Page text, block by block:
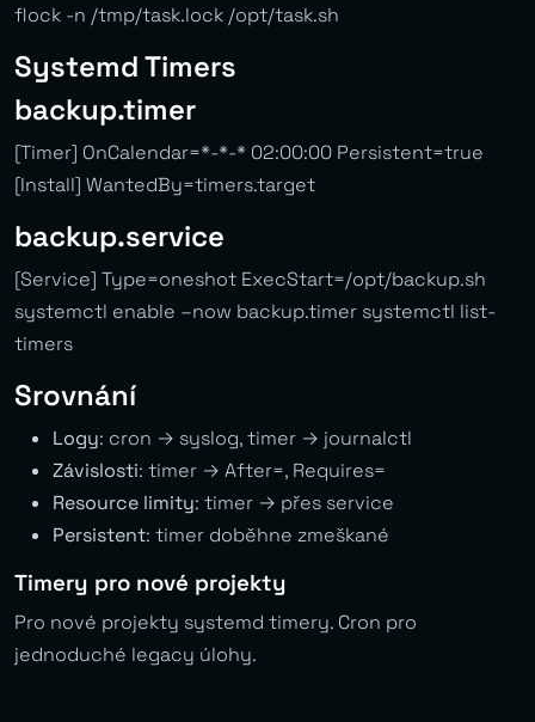
flock -n /tmp/task.lock /opt/task.sh
Systemd Timers
backup.timer
[Timer] OnCalendar=*-*-* 02:00:00 Persistent=true
[Install] WantedBy=timers.target
backup.service
[Service] Type=oneshot ExecStart=/opt/backup.sh
systemctl enable –now backup.timer systemctl list-
timers
Srovnání
Logy: cron → syslog, timer → journalctl
Závislosti: timer → After=, Requires=
Resource limity: timer → přes service
Persistent: timer doběhne zmeškané
Timery pro nové projekty
Pro nové projekty systemd timery. Cron pro
jednoduché legacy úlohy.